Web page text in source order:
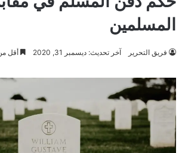
المسلمين
فريق التحرير آخر تحديث: ديسمبر 31, 2020 أقل